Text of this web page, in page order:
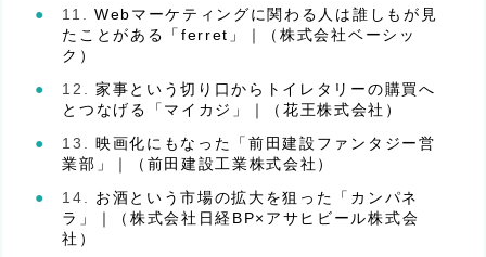
Webマーケティングに関わる人は誰しもが見
たことがある「ferret」｜（株式会社ベーシッ
ク）
家事という切り口からトイレタリーの購買へ
とつなげる「マイカジ」｜（花王株式会社）
映画化にもなった「前田建設ファンタジー営
業部」｜（前田建設工業株式会社）
お酒という市場の拡大を狙った「カンパネ
ラ」｜（株式会社日経BP×アサヒビール株式会
社）